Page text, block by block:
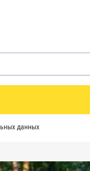
данных